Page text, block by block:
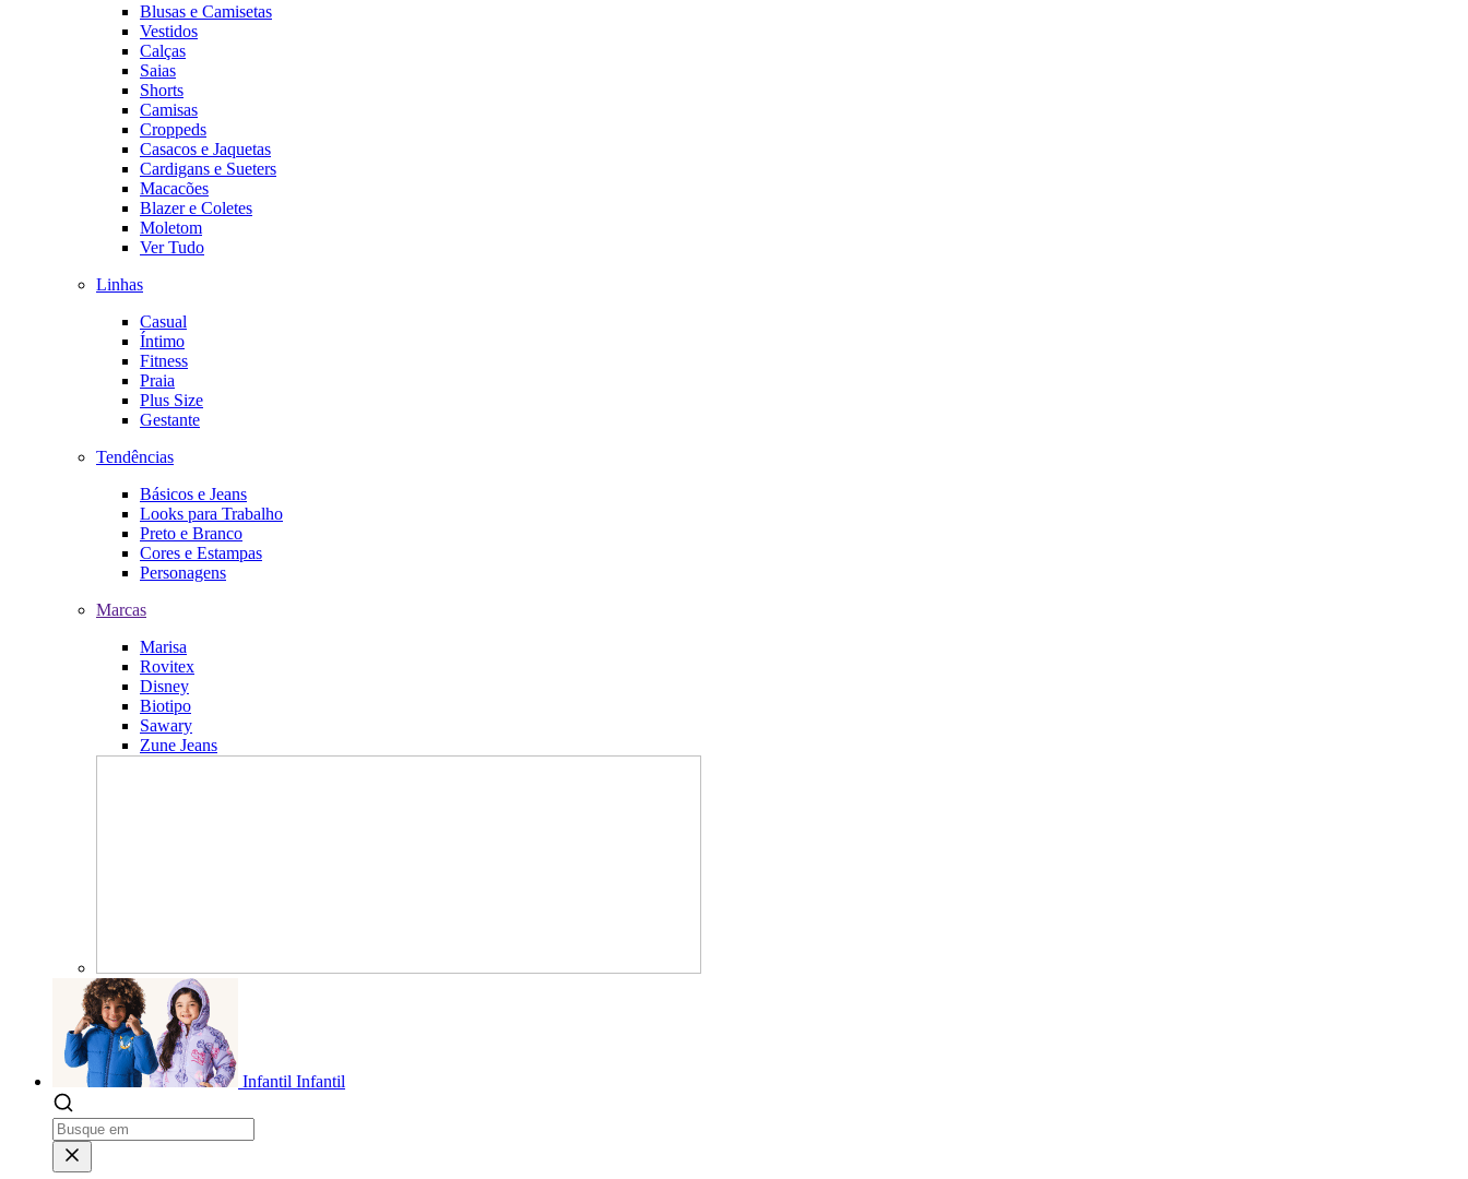
Blusas e Camisetas
Vestidos
Calças
Saias
Shorts
Camisas
Croppeds
Casacos e Jaquetas
Cardigans e Sueters
Macacões
Blazer e Coletes
Moletom
Ver Tudo
Linhas
Casual
Íntimo
Fitness
Praia
Plus Size
Gestante
Tendências
Básicos e Jeans
Looks para Trabalho
Preto e Branco
Cores e Estampas
Personagens
Marcas
Marisa
Rovitex
Disney
Biotipo
Sawary
Zune Jeans
Infantil Infantil